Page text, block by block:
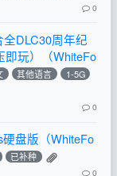
0
DLC30周年纪
玩）（WhiteFo
其他语言
1-5G
0
盘版（WhiteFo
已补种
0